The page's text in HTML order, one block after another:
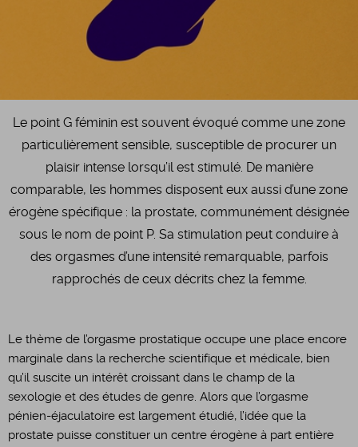
Le point G féminin est souvent évoqué comme une zone
particulièrement sensible, susceptible de procurer un
plaisir intense lorsqu’il est stimulé. De manière
comparable, les hommes disposent eux aussi d’une zone
érogène spécifique : la prostate, communément désignée
sous le nom de point P. Sa stimulation peut conduire à
des orgasmes d’une intensité remarquable, parfois
rapprochés de ceux décrits chez la femme.
Le thème de l’orgasme prostatique occupe une place encore
marginale dans la recherche scientifique et médicale, bien
qu’il suscite un intérêt croissant dans le champ de la
sexologie et des études de genre. Alors que l’orgasme
pénien-éjaculatoire est largement étudié, l’idée que la
prostate puisse constituer un centre érogène à part entière